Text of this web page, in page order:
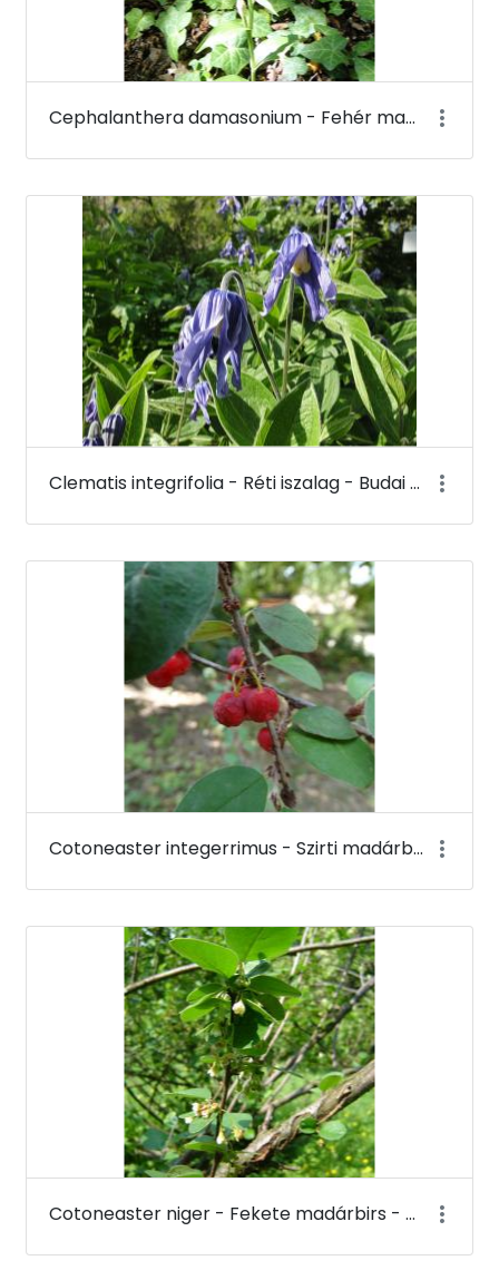
Cephalanthera damasonium - Fehér madársisak - Budai Arborétum
Clematis integrifolia - Réti iszalag - Budai Arborétum
Cotoneaster integerrimus - Szirti madárbirs - Budai Arborétum
Cotoneaster niger - Fekete madárbirs - Budai Arborétum